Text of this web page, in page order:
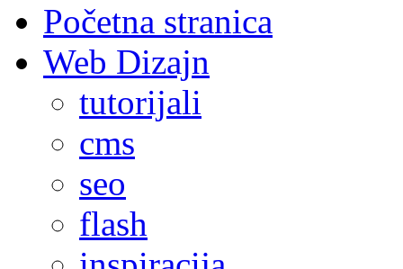
Početna stranica
Web Dizajn
tutorijali
cms
seo
flash